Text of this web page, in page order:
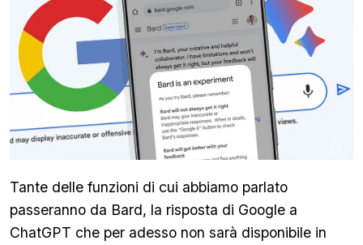
Tante delle funzioni di cui abbiamo parlato
passeranno da Bard, la risposta di Google a
ChatGPT che per adesso non sarà disponibile in